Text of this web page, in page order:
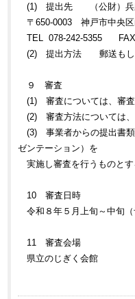
(1) 提出先 （公財）兵
〒650-0003 神戸市中央
TEL 078-242-5355 FAX
(2) 提出方法 郵送もし
９ 審査
(1) 審査については、審査
(2) 審査方法については、
(3) 事業者からの提出書
ゼンテーション）を
実施し審査を行うものとす
10 審査日時
令和８年５月上旬～中旬（
11 審査会場
県立のじぎく会館